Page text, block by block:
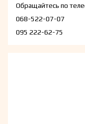
Обращайтесь по
068-522-07-07
095 222-62-75